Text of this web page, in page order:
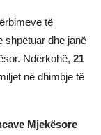
të
shpëtuar dhe janë
Ndërkohë, 21
në dhimbje të
Mjekësore